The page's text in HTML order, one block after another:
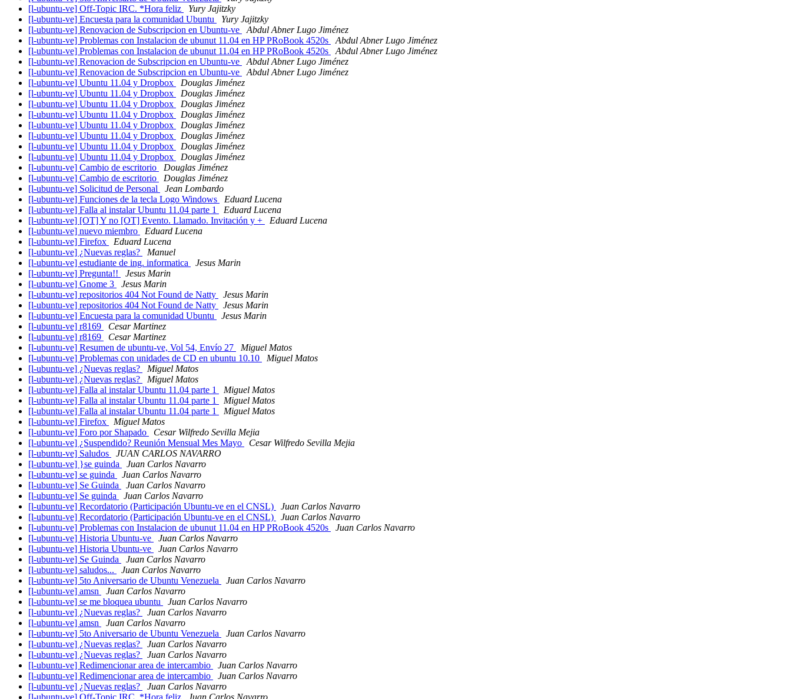
[l-ubuntu-ve] Off-Topic IRC. *Hora feliz
Yury Jajitzky
[l-ubuntu-ve] Encuesta para la comunidad Ubuntu
Yury Jajitzky
[l-ubuntu-ve] Renovacion de Subscripcion en Ubuntu-ve
Abdul Abner Lugo Jiménez
[l-ubuntu-ve] Problemas con Instalacion de ubunut 11.04 en HP PRoBook 4520s
Abdul Abner Lugo Jiménez
[l-ubuntu-ve] Problemas con Instalacion de ubunut 11.04 en HP PRoBook 4520s
Abdul Abner Lugo Jiménez
[l-ubuntu-ve] Renovacion de Subscripcion en Ubuntu-ve
Abdul Abner Lugo Jiménez
[l-ubuntu-ve] Renovacion de Subscripcion en Ubuntu-ve
Abdul Abner Lugo Jiménez
[l-ubuntu-ve] Ubuntu 11.04 y Dropbox
Douglas Jiménez
[l-ubuntu-ve] Ubuntu 11.04 y Dropbox
Douglas Jiménez
[l-ubuntu-ve] Ubuntu 11.04 y Dropbox
Douglas Jiménez
[l-ubuntu-ve] Ubuntu 11.04 y Dropbox
Douglas Jiménez
[l-ubuntu-ve] Ubuntu 11.04 y Dropbox
Douglas Jiménez
[l-ubuntu-ve] Ubuntu 11.04 y Dropbox
Douglas Jiménez
[l-ubuntu-ve] Ubuntu 11.04 y Dropbox
Douglas Jiménez
[l-ubuntu-ve] Ubuntu 11.04 y Dropbox
Douglas Jiménez
[l-ubuntu-ve] Cambio de escritorio
Douglas Jiménez
[l-ubuntu-ve] Cambio de escritorio
Douglas Jiménez
[l-ubuntu-ve] Solicitud de Personal
Jean Lombardo
[l-ubuntu-ve] Funciones de la tecla Logo Windows
Eduard Lucena
[l-ubuntu-ve] Falla al instalar Ubuntu 11.04 parte 1
Eduard Lucena
[l-ubuntu-ve] [OT] Y no [OT] Evento. Llamado. Invitación y +
Eduard Lucena
[l-ubuntu-ve] nuevo miembro
Eduard Lucena
[l-ubuntu-ve] Firefox
Eduard Lucena
[l-ubuntu-ve] ¿Nuevas reglas?
Manuel
[l-ubuntu-ve] estudiante de ing. informatica
Jesus Marin
[l-ubuntu-ve] Pregunta!!
Jesus Marin
[l-ubuntu-ve] Gnome 3
Jesus Marin
[l-ubuntu-ve] repositorios 404 Not Found de Natty
Jesus Marin
[l-ubuntu-ve] repositorios 404 Not Found de Natty
Jesus Marin
[l-ubuntu-ve] Encuesta para la comunidad Ubuntu
Jesus Marin
[l-ubuntu-ve] r8169
Cesar Martinez
[l-ubuntu-ve] r8169
Cesar Martinez
[l-ubuntu-ve] Resumen de ubuntu-ve, Vol 54, Envío 27
Miguel Matos
[l-ubuntu-ve] Problemas con unidades de CD en ubuntu 10.10
Miguel Matos
[l-ubuntu-ve] ¿Nuevas reglas?
Miguel Matos
[l-ubuntu-ve] ¿Nuevas reglas?
Miguel Matos
[l-ubuntu-ve] Falla al instalar Ubuntu 11.04 parte 1
Miguel Matos
[l-ubuntu-ve] Falla al instalar Ubuntu 11.04 parte 1
Miguel Matos
[l-ubuntu-ve] Falla al instalar Ubuntu 11.04 parte 1
Miguel Matos
[l-ubuntu-ve] Firefox
Miguel Matos
[l-ubuntu-ve] Foro por Shapado
Cesar Wilfredo Sevilla Mejia
[l-ubuntu-ve] ¿Suspendido? Reunión Mensual Mes Mayo
Cesar Wilfredo Sevilla Mejia
[l-ubuntu-ve] Saludos
JUAN CARLOS NAVARRO
[l-ubuntu-ve] }se guinda
Juan Carlos Navarro
[l-ubuntu-ve] se guinda
Juan Carlos Navarro
[l-ubuntu-ve] Se Guinda
Juan Carlos Navarro
[l-ubuntu-ve] Se guinda
Juan Carlos Navarro
[l-ubuntu-ve] Recordatorio (Participación Ubuntu-ve en el CNSL)
Juan Carlos Navarro
[l-ubuntu-ve] Recordatorio (Participación Ubuntu-ve en el CNSL)
Juan Carlos Navarro
[l-ubuntu-ve] Problemas con Instalacion de ubunut 11.04 en HP PRoBook 4520s
Juan Carlos Navarro
[l-ubuntu-ve] Historia Ubuntu-ve
Juan Carlos Navarro
[l-ubuntu-ve] Historia Ubuntu-ve
Juan Carlos Navarro
[l-ubuntu-ve] Se Guinda
Juan Carlos Navarro
[l-ubuntu-ve] saludos...
Juan Carlos Navarro
[l-ubuntu-ve] 5to Aniversario de Ubuntu Venezuela
Juan Carlos Navarro
[l-ubuntu-ve] amsn
Juan Carlos Navarro
[l-ubuntu-ve] se me bloquea ubuntu
Juan Carlos Navarro
[l-ubuntu-ve] ¿Nuevas reglas?
Juan Carlos Navarro
[l-ubuntu-ve] amsn
Juan Carlos Navarro
[l-ubuntu-ve] 5to Aniversario de Ubuntu Venezuela
Juan Carlos Navarro
[l-ubuntu-ve] ¿Nuevas reglas?
Juan Carlos Navarro
[l-ubuntu-ve] ¿Nuevas reglas?
Juan Carlos Navarro
[l-ubuntu-ve] Redimencionar area de intercambio
Juan Carlos Navarro
[l-ubuntu-ve] Redimencionar area de intercambio
Juan Carlos Navarro
[l-ubuntu-ve] ¿Nuevas reglas?
Juan Carlos Navarro